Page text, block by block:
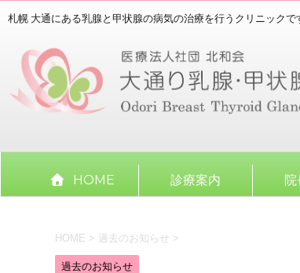
札幌 大通にある乳腺と甲状腺の病気の治療を行うクリニック
HOME 診療案内 院
HOME > 過去のお知らせ >
過去のお知らせ